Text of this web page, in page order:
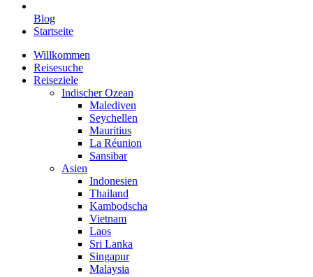
Blog
Startseite
Willkommen
Reisesuche
Reiseziele
Indischer Ozean
Malediven
Seychellen
Mauritius
La Réunion
Sansibar
Asien
Indonesien
Thailand
Kambodscha
Vietnam
Laos
Sri Lanka
Singapur
Malaysia